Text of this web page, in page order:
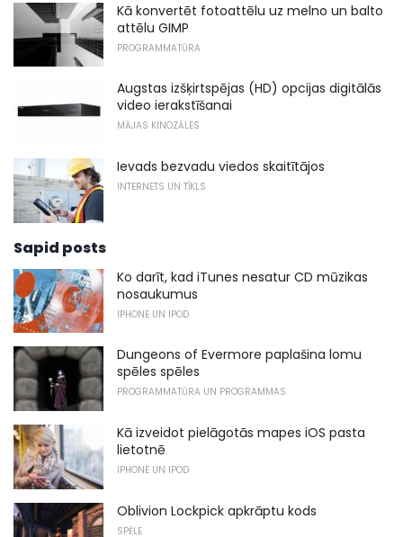
Kā konvertēt fotoattēlu uz melno un balto
attēlu GIMP
PROGRAMMATŪRA
Augstas izšķirtspējas (HD) opcijas digitālās
video ierakstīšanai
MĀJAS KINOZĀLES
Ievads bezvadu viedos skaitītājos
INTERNETS UN TĪKLS
Sapid posts
Ko darīt, kad iTunes nesatur CD mūzikas
nosaukumus
IPHONE UN IPOD
Dungeons of Evermore paplašina lomu
spēles spēles
PROGRAMMATŪRA UN PROGRAMMAS
Kā izveidot pielāgotās mapes iOS pasta
lietotnē
IPHONE UN IPOD
Oblivion Lockpick apkrāptu kods
SPĒLE